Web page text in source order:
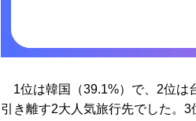
1位は韓国（39.1%）で、2位は
引き離す2大人気旅行先でした。